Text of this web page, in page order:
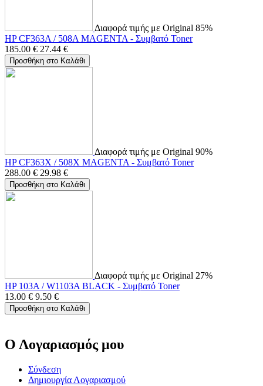
Διαφορά τιμής με Original 85%
HP CF363A / 508A MAGENTA - Συμβατό Toner
185.00 € 27.44 €
Προσθήκη στο Καλάθι
Διαφορά τιμής με Original 90%
HP CF363X / 508X MAGENTA - Συμβατό Toner
288.00 € 29.98 €
Προσθήκη στο Καλάθι
Διαφορά τιμής με Original 27%
HP 103A / W1103A BLACK - Συμβατό Toner
13.00 € 9.50 €
Προσθήκη στο Καλάθι
Ο Λογαριασμός μου
Σύνδεση
Δημιουργία Λογαριασμού